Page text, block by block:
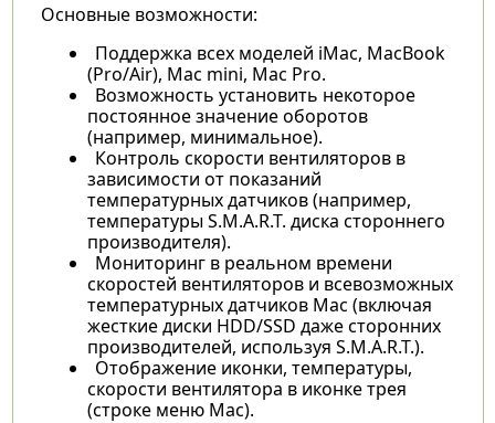
Основные возможности:
Поддержка всех моделей iMac, MacBook
(Pro/Air), Mac mini, Mac Pro.
Возможность установить некоторое
постоянное значение оборотов
(например, минимальное).
Контроль скорости вентиляторов в
зависимости от показаний
температурных датчиков (например,
температуры S.M.A.R.T. диска стороннего
производителя).
Мониторинг в реальном времени
скоростей вентиляторов и всевозможных
температурных датчиков Mac (включая
жесткие диски HDD/SSD даже сторонних
производителей, используя S.M.A.R.T.).
Отображение иконки, температуры,
скорости вентилятора в иконке трея
(строке меню Mac).